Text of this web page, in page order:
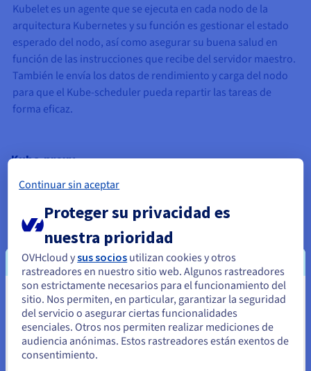
Kubelet es un agente que se ejecuta en cada nodo de la
arquitectura Kubernetes y su función es gestionar el estado
esperado del nodo, así como asegurar su buena salud en
función de las instrucciones que recibe del servidor maestro.
También le envía los datos de rendimiento y carga del nodo
para que el Kube-scheduler pueda repartir las tareas de
forma eficaz.
Kube-proxy
El kube-proxy es un proxy de red que, al ejecutarse en los
nodos, permite gestionar las direcciones IP virtuales de los
pods. Es posible acceder tanto desde dentro del cluster como
desde el exterior. Asimismo, se utiliza para equilibrar la carga
de los servicios ejecutados en un nodo.
Estos componentes permiten a Kubernetes ofrecer un
sistema de orquestación de clusters eficaz y ampliamente
utilizado en el sector.
Parece que está ubicado en Estados
Unidos
Si quiere hacer un pedido desde Estados Unidos, deberá buscar
el sitio web adecuado y crear una cuenta.
Continuar sin aceptar
Proteger su privacidad es
nuestra prioridad
OVHcloud ysus socios utilizan cookies y otros
rastreadores en nuestro sitio web. Algunos rastreadores
son estrictamente necesarios para el funcionamiento del
sitio. Nos permiten, en particular, garantizar la seguridad
del servicio o asegurar ciertas funcionalidades
esenciales. Otros nos permiten realizar mediciones de
audiencia anónimas. Estos rastreadores están exentos de
consentimiento.